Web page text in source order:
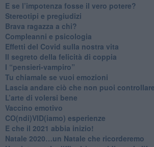
​E se l’impotenza fosse il vero potere?
Stereotipi e pregiudizi
​Brava ragazza a chi?
​Compleanni e psicologia
Effetti del Covid sulla nostra vita
Il segreto della felicità di coppia
​I “pensieri-vampiro”
​Tu chiamale se vuoi emozioni
​Lascia andare ciò che non puoi controllare
L’arte di volersi bene
​Vaccino emotivo
CO(ndi)VID(iamo) esperienze
​E che il 2021 abbia inizio!
​Natale 2020…un Natale che ricorderemo